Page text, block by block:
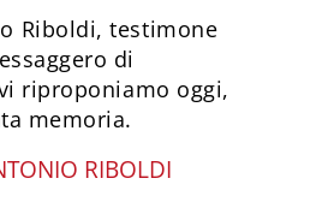
Riboldi, testimone
di
riproponiamo oggi,
memoria.
RIBOLDI